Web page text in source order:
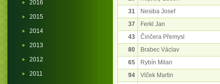
31
Nesiba Josef
37
Ferkl Jan
43
Činčera Přemysl
80
Brabec Václav
65
Rybín Milan
94
Vlček Martin
2016
2015
2014
2013
2012
2011